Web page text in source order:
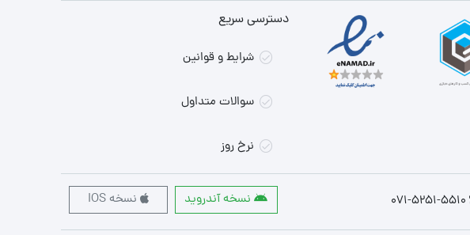
دسترسی سریع
شرایط و قوانین
سوالات متداول
نرخ روز
071-5251-5510 نسخه آندروید نسخه IOS